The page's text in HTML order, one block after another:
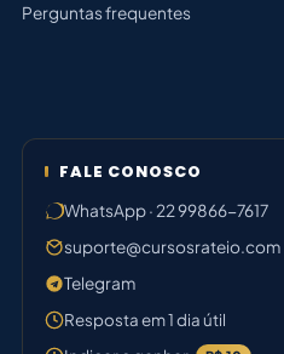
Perguntas frequentes
FALE CONOSCO
WhatsApp · 22 99866-7617
suporte@cursosrateio.com
Telegram
Resposta em 1 dia útil